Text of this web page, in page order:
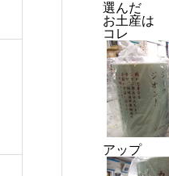
選んだ
お土産は
コレ
アップ